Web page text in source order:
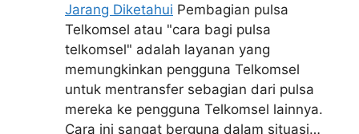
Jarang Diketahui Pembagian pulsa
Telkomsel atau "cara bagi pulsa
telkomsel" adalah layanan yang
memungkinkan pengguna Telkomsel
untuk mentransfer sebagian dari pulsa
mereka ke pengguna Telkomsel lainnya.
Cara ini sangat berguna dalam situasi…